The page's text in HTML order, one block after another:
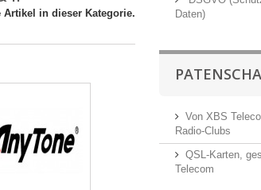
Artikel in dieser Kategorie.
Daten)
Von XBS
Radio-Clubs
QSL-Karten,
Telecom